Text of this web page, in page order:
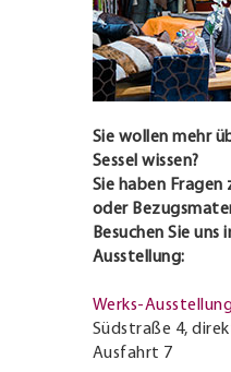
Sie wollen mehr
Sessel wissen?
Sie haben Fragen
oder
Besuchen Sie uns
Ausstellung:
Werks-
Südstraße 4,
Ausfahrt 7